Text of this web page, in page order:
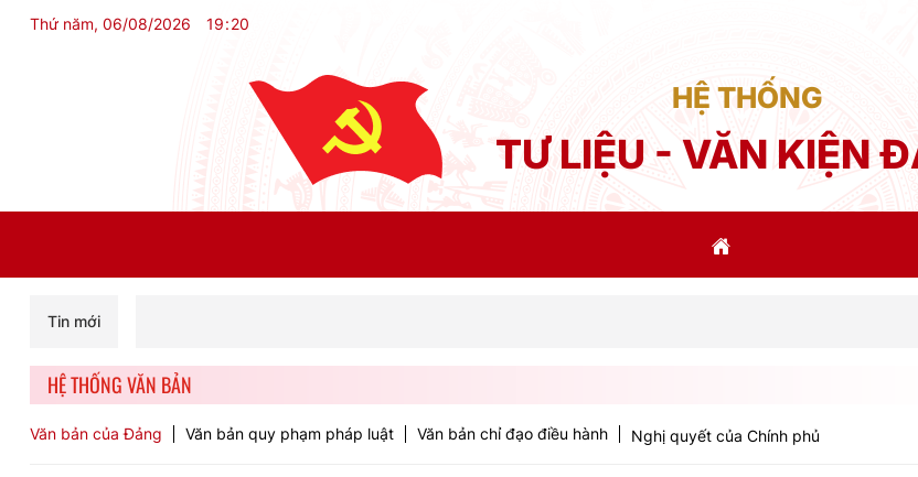
Thứ năm, 06/08/2026 19:20
HỆ THỐNG
TƯ LIỆU - VĂN KIỆN
Tin mới
HỆ THỐNG VĂN BẢN
Văn bản của Đảng Văn bản quy phạm pháp luật Văn bản chỉ đạo điều hành Nghị quyết của Chính phủ